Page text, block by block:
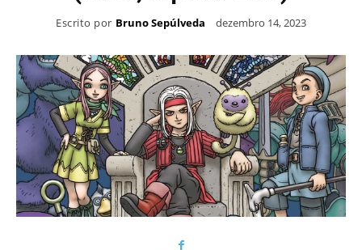
Escrito por Bruno Sepúlveda dezembro 14, 2023